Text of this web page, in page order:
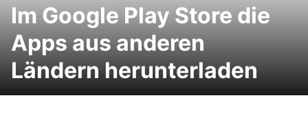
Im Google Play Store die
Apps aus anderen
Ländern herunterladen